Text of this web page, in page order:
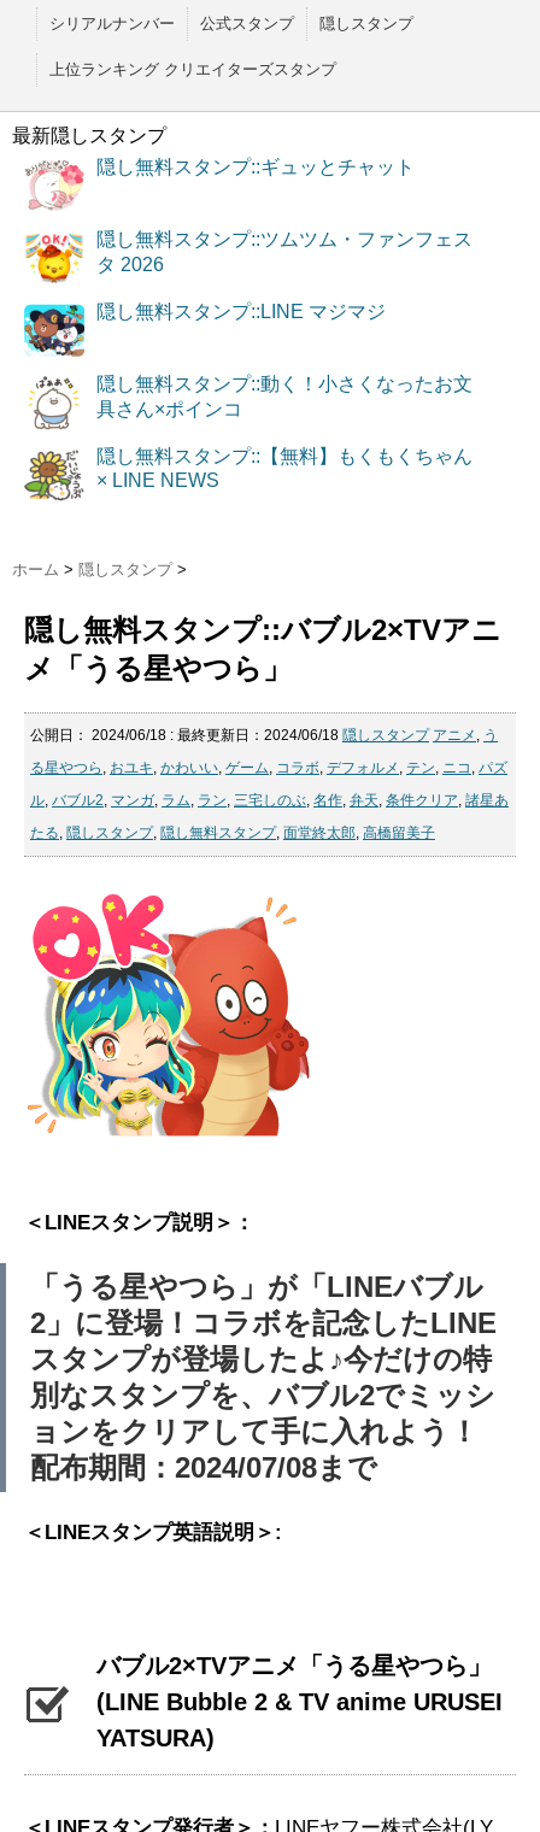
シリアルナンバー 公式スタンプ 隠しスタンプ
上位ランキング クリエイターズスタンプ
最新隠しスタンプ
隠し無料スタンプ::ギュッとチャット
隠し無料スタンプ::ツムツム・ファンフェス
タ 2026
隠し無料スタンプ::LINE マジマジ
隠し無料スタンプ::動く！小さくなったお文
具さん×ポインコ
隠し無料スタンプ::【無料】もくもくちゃん
× LINE NEWS
ホーム > 隠しスタンプ >
隠し無料スタンプ::バブル2×TVアニ
メ「うる星やつら」
公開日： 2024/06/18 : 最終更新日：2024/06/18 隠しスタンプ アニメ , う
る星やつら , おユキ, かわいい, ゲーム, コラボ, デフォルメ , テン, ニコ , パズ
ル, バブル2, マンガ, ラム, ラン, 三宅しのぶ, 名作, 弁天, 条件クリア, 諸星あ
たる, 隠しスタンプ, 隠し無料スタンプ, 面堂終太郎, 高橋留美子
＜LINEスタンプ説明＞：
「うる星やつら」が「LINEバブル
2」に登場！コラボを記念したLINE
スタンプが登場したよ♪今だけの特
別なスタンプを、バブル2でミッシ
ョンをクリアして手に入れよう！
配布期間：2024/07/08まで
＜LINEスタンプ英語説明＞:
バブル2×TVアニメ「うる星やつら」
(LINE Bubble 2 & TV anime URUSEI
YATSURA)